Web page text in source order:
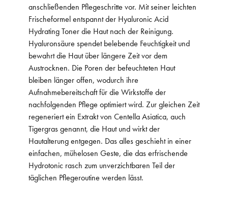
anschließenden Pflegeschritte vor. Mit seiner leichten
Frischeformel entspannt der Hyaluronic Acid
Hydrating Toner die Haut nach der Reinigung.
Hyaluronsäure spendet belebende Feuchtigkeit und
bewahrt die Haut über längere Zeit vor dem
Austrocknen. Die Poren der befeuchteten Haut
bleiben länger offen, wodurch ihre
Aufnahmebereitschaft für die Wirkstoffe der
nachfolgenden Pflege optimiert wird. Zur gleichen Zeit
regeneriert ein Extrakt von Centella Asiatica, auch
Tigergras genannt, die Haut und wirkt der
Hautalterung entgegen. Das alles geschieht in einer
einfachen, mühelosen Geste, die das erfrischende
Hydrotonic rasch zum unverzichtbaren Teil der
täglichen Pflegeroutine werden lässt.